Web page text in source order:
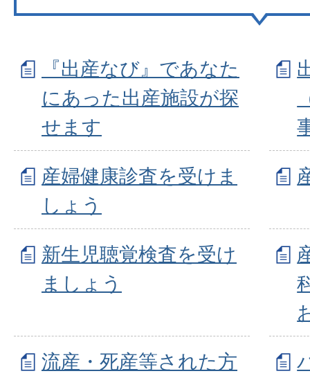
『出産なび』であなた
にあった出産施設が探
せます
産婦健康診査を受けま
しょう
新生児聴覚検査を受け
ましょう
流産・死産等された方